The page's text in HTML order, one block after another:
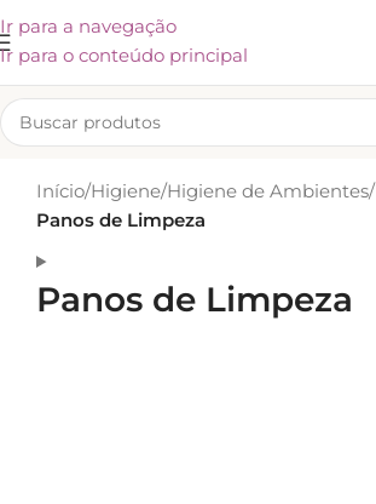
Ir para a navegação
Ir para o conteúdo principal
Início/Higiene/Higiene de Ambientes/
Panos de Limpeza
Panos de Limpeza